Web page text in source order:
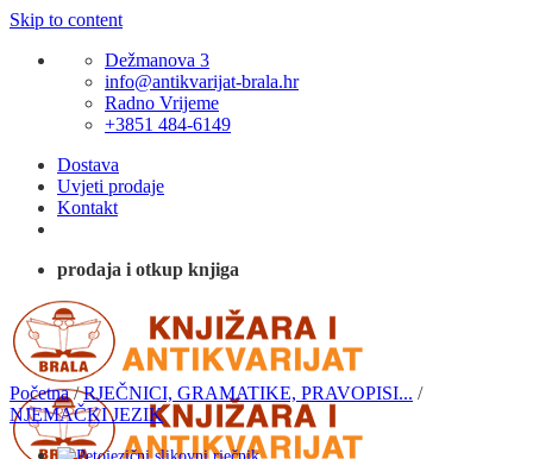
Skip to content
Dežmanova 3
info@antikvarijat-brala.hr
Radno Vrijeme
+3851 484-6149
Dostava
Uvjeti prodaje
Kontakt
prodaja i otkup knjiga
Početna / RJEČNICI, GRAMATIKE, PRAVOPISI... /
NJEMAČKI JEZIK